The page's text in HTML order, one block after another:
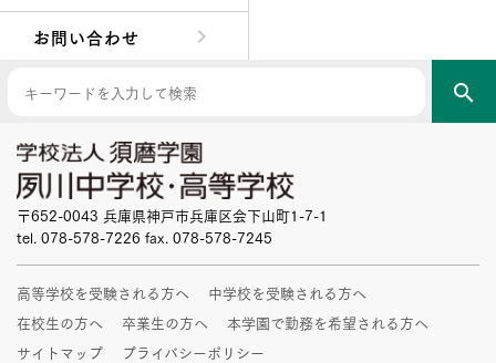
お問い合わせ
search
〒652-0043 兵庫県神戸市兵庫区会下山町1-7-1
tel. 078-578-7226 fax. 078-578-7245
高等学校を受験される方へ
中学校を受験される方へ
在校生の方へ
卒業生の方へ
本学園で勤務を希望される方へ
サイトマップ
プライバシーポリシー